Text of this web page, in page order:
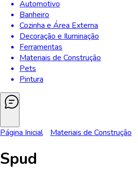
Automotivo
Banheiro
Cozinha e Área Externa
Decoração e Iluminação
Ferramentas
Materiais de Construção
Pets
Pintura
Página Inicial Materiais de Construção
Spud